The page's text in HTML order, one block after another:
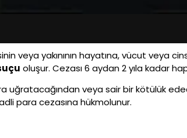
veya yakınının hayatına, vücut veya
oluşur. Cezası 6 aydan 2 yıla kadar
uğratacağından veya sair bir kötülük
para cezasına hükmolunur.